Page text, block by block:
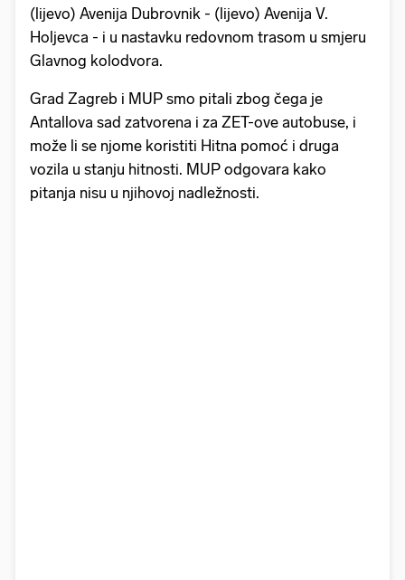
(lijevo) Avenija Dubrovnik - (lijevo) Avenija V.
Holjevca - i u nastavku redovnom trasom u smjeru
Glavnog kolodvora.
Grad Zagreb i MUP smo pitali zbog čega je
Antallova sad zatvorena i za ZET-ove autobuse, i
može li se njome koristiti Hitna pomoć i druga
vozila u stanju hitnosti. MUP odgovara kako
pitanja nisu u njihovoj nadležnosti.